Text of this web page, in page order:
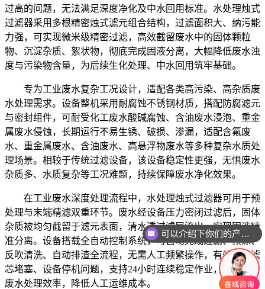
过高的问题，无法满足深度净化及中水回用标准。水处理烛式
过滤器采用多根精密烛式滤元组合结构，过滤面积大、纳污能
力强，可实现微米级精密过滤，高效截留废水中的固体颗粒
物、沉淀杂质、絮状物，彻底完成固液分离，大幅降低废水浊
度与污染物含量，为后续生化处理、中水回用筑牢基础。
专为工业废水复杂工况设计，适配各类高污染、高杂质废
水处理需求。设备整机采用耐腐蚀不锈钢材质，搭配防腐滤元
与密封组件，可耐受化工废水酸碱腐蚀、含油废水浸泡、重金
属废水侵蚀，长期运行不易生锈、破损、渗漏，适配含氟废
水、重金属废水、含油废水、高悬浮物废水等多种复杂水质处
理场景。相较于传统过滤设备，该设备稳定性更强，无惧废水
杂质多、水质复杂等工况难题，持续保障废水净化效果。
在工业废水深度处理流程中，水处理烛式过滤器可用于预
处理与末端精滤双重环节。废水经设备压力密闭过滤后，固体
杂质被均匀截留于滤元表面，清水透过滤层流出，实现固液精
准分离。设备搭载全自动控制系统，可自动完成过滤、预涂、
反吹清洗、自动排渣全流程，无需人工频繁操作，有效避免滤
芯堵塞、设备停机问题，支持24小时连续稳定作业，大幅提升
废水处理效率，降低人工运维成本。
可以介绍下你们的产品么